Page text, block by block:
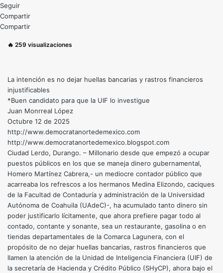
Seguir
Compartir
Compartir
🔥 259 visualizaciones
La intención es no dejar huellas bancarias y rastros financieros
injustificables
*Buen candidato para que la UIF lo investigue
Juan Monrreal López
Octubre 12 de 2025
http://www.democratanortedemexico.com
http://www.democratanortedemexico.blogspot.com
Ciudad Lerdo, Durango. – Millonario desde que empezó a ocupar
puestos públicos en los que se maneja dinero gubernamental,
Homero Martínez Cabrera,- un mediocre contador público que
acarreaba los refrescos a los hermanos Medina Elizondo, caciques
de la Facultad de Contaduría y administración de la Universidad
Autónoma de Coahuila (UAdeC)-, ha acumulado tanto dinero sin
poder justificarlo lícitamente, que ahora prefiere pagar todo al
contado, contante y sonante, sea un restaurante, gasolina o en
tiendas departamentales de la Comarca Lagunera, con el
propósito de no dejar huellas bancarias, rastros financieros que
llamen la atención de la Unidad de Inteligencia Financiera (UIF) de
la secretaría de Hacienda y Crédito Público (SHyCP), ahora bajo el